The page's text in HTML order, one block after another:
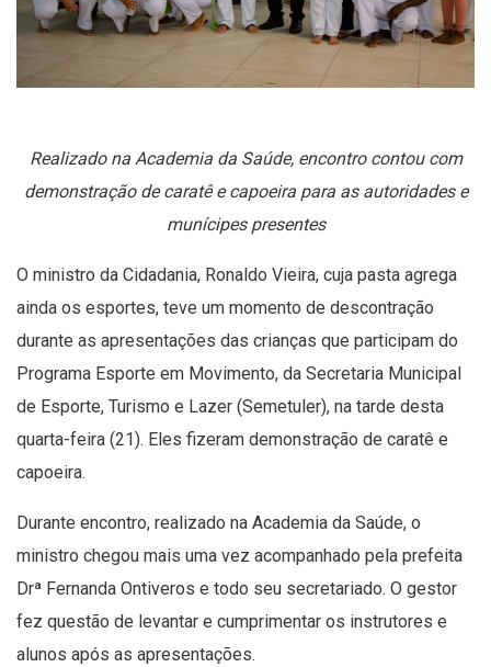
Realizado na Academia da Saúde, encontro contou com
demonstração de caratê e capoeira para as autoridades e
munícipes presentes
O ministro da Cidadania, Ronaldo Vieira, cuja pasta agrega
ainda os esportes, teve um momento de descontração
durante as apresentações das crianças que participam do
Programa Esporte em Movimento, da Secretaria Municipal
de Esporte, Turismo e Lazer (Semetuler), na tarde desta
quarta-feira (21). Eles fizeram demonstração de caratê e
capoeira.
Durante encontro, realizado na Academia da Saúde, o
ministro chegou mais uma vez acompanhado pela prefeita
Drª Fernanda Ontiveros e todo seu secretariado. O gestor
fez questão de levantar e cumprimentar os instrutores e
alunos após as apresentações.